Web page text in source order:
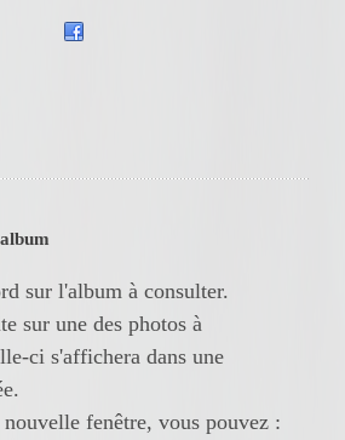
sur l'album à consulter.
sur une des photos à
ci s'affichera dans une
fenêtre, vous pouvez :